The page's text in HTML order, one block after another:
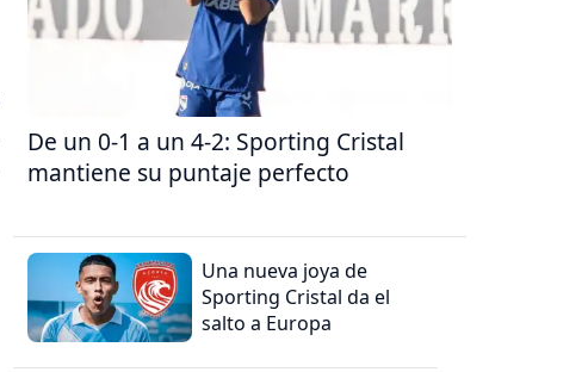
De un 0-1 a un 4-2: Sporting Cristal
mantiene su puntaje perfecto
Una nueva joya de
Sporting Cristal da el
salto a Europa